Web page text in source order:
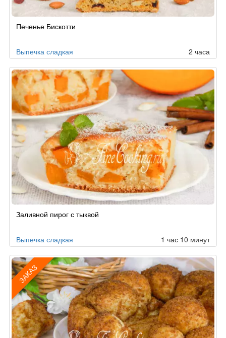
поПеченье Бискотти
Выпечка сладкая 2 часа
Заливной пирог с тыквой
Выпечка сладкая 1 час 10 минут
ЗАКАЗ